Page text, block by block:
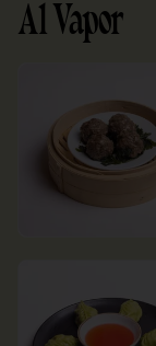
Al Vapor